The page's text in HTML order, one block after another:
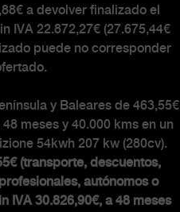
a devolver finalizado el
IVA 22.872,27€ (27.675,44€
puede no corresponder
y Baleares de 463,55€
meses y 40.000 kms en un
54kwh 207 kw (280cv).
(transporte, descuentos,
autónomos o
IVA 30.826,90€, a 48 meses